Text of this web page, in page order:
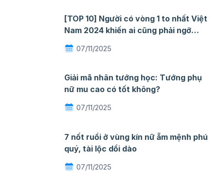
[TOP 10] Người có vòng 1 to nhất Việt
Nam 2024 khiến ai cũng phải ngỡ
ngàng mê đắm
07/11/2025
Giải mã nhân tướng học: Tướng phụ
nữ mu cao có tốt không?
07/11/2025
7 nốt ruồi ở vùng kín nữ ẵm mệnh phú
quý, tài lộc dồi dào
07/11/2025